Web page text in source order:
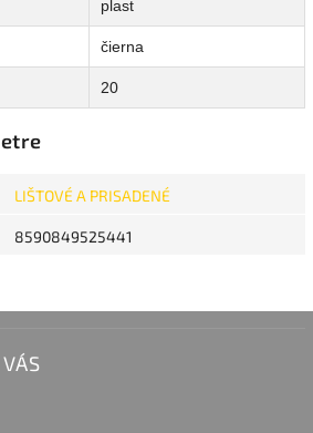
plast
čierna
20
LIŠTOVÉ A PRISADENÉ
8590849525441